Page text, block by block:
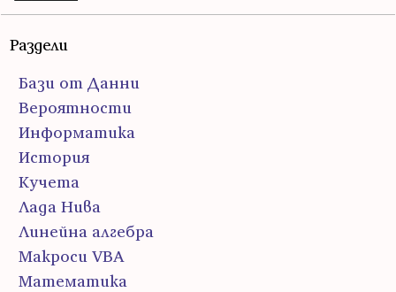
Раздели
Бази от Данни
Вероятности
Информатика
История
Кучета
Лада Нива
Линейна алгебра
Макроси VBA
Математика